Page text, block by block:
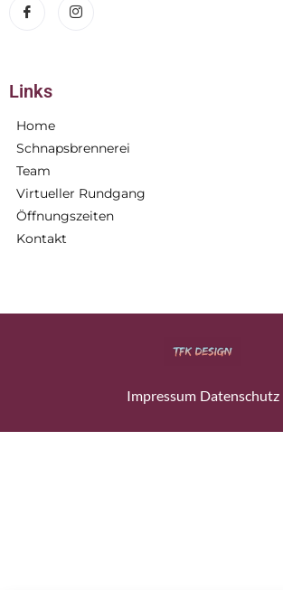
Links
Home
Schnapsbrennerei
Team
Virtueller Rundgang
Öffnungszeiten
Kontakt
Impressum Datenschutz